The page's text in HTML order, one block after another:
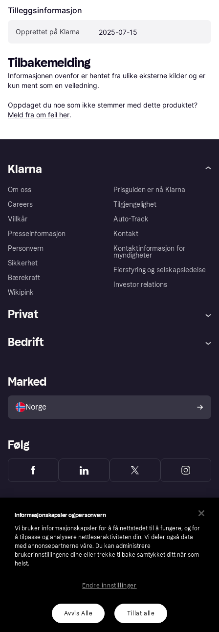
Tilleggsinformasjon
Opprettet på Klarna 2025-07-15
Tilbakemelding
Informasjonen ovenfor er hentet fra ulike eksterne kilder og er
kun ment som en veiledning.
Oppdaget du noe som ikke stemmer med dette produktet?
Meld fra om feil her.
Klarna
Om oss
Careers
Villkår
Presseinformasjon
Personvern
Sikkerhet
Bærekraft
Wikipink
Prisguiden er nå Klarna
Tilgjengelighet
Auto-Track
Kontakt
Kontaktinformasjon for
myndigheter
Eierstyring og selskapsledelse
Investor relations
Privat
Utforsk butikker
Bedrift
Merchant portal
Marked
Norge
Følg
number: 556737-0431
Cookies Klarna.com
Informasjonskapsler og personvern
Vi bruker informasjonskapsler for å få nettstedet til å fungere, og for
å tilpasse og analysere nettleseraktiviteten din. Vi deler også data
med annonsepartnerne våre. Du kan administrere
brukerinnstillingene dine eller trekke tilbake samtykket ditt når som
helst.
Avvis Alle Tillat alle
Endre innstillinger